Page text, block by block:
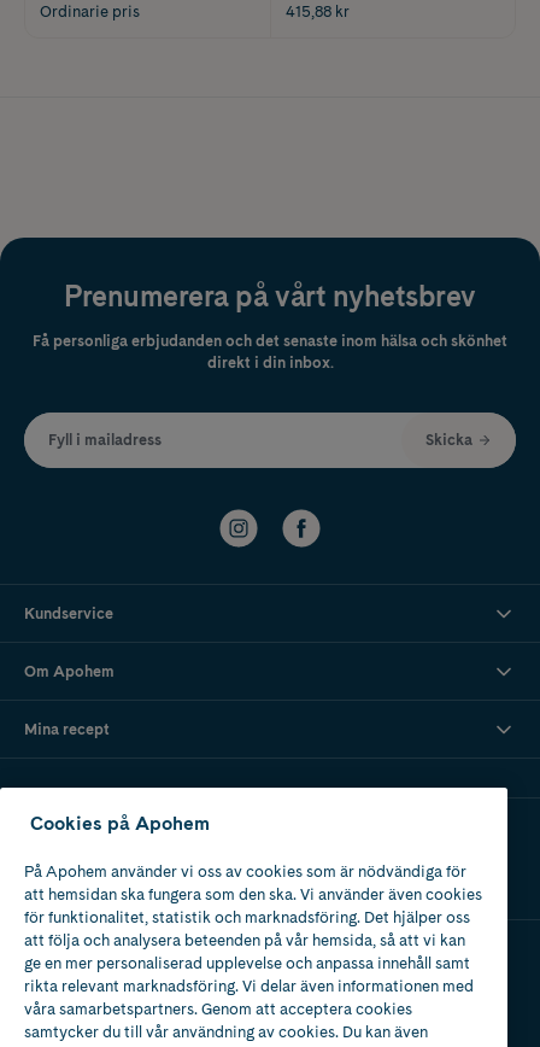
Ordinarie pris 415,88 kr
Prenumerera på vårt nyhetsbrev
Få personliga erbjudanden och det senaste inom hälsa och skönhet
direkt i din inbox.
Fyll i mailadress Skicka
Kundservice
Om Apohem
Mina recept
Ladda ner vår app
Apotek med tillstånd
av Läkemedelsverket
Cookies på Apohem
På Apohem använder vi oss av cookies som är nödvändiga för
att hemsidan ska fungera som den ska. Vi använder även cookies
för funktionalitet, statistik och marknadsföring. Det hjälper oss
att följa och analysera beteenden på vår hemsida, så att vi kan
ge en mer personaliserad upplevelse och anpassa innehåll samt
rikta relevant marknadsföring. Vi delar även informationen med
våra samarbetspartners. Genom att acceptera cookies
samtycker du till vår användning av cookies. Du kan även